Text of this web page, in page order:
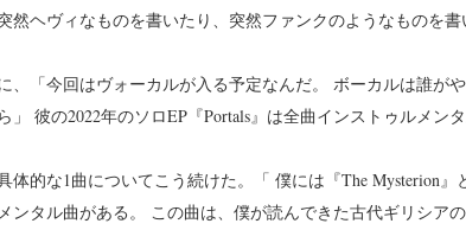
然ヘヴィなものを書いたり、突然ファンクのようなものを書
、「今回はヴォーカルが入る予定なんだ。 ボーカルは誰が
」 彼の2022年のソロEP『Portals』は全曲インストゥルメンタ
体的な1曲についてこう続けた。「 僕には『The Mysterion
ンタル曲がある。 この曲は、僕が読んできた古代ギリシア